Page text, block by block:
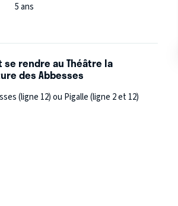
5 ans
se rendre au Théâtre la
des Abbesses
(ligne 12) ou Pigalle (ligne 2 et 12)